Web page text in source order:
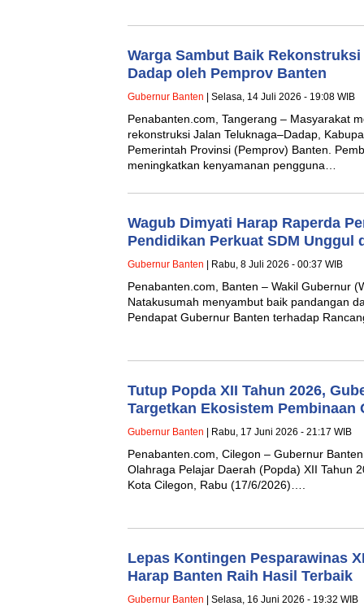
Warga Sambut Baik
Dadap oleh Pemprov Banten
Gubernur Banten | Selasa, 14 Juli 2026 - 19:08 WIB
Penabanten.com, Tangerang – Masyarakat
rekonstruksi Jalan Teluknaga–Dadap,
Pemerintah Provinsi (Pemprov) Banten.
meningkatkan kenyamanan pengguna…
Wagub Dimyati Harap Raperda
Pendidikan Perkuat SDM Unggul
Gubernur Banten | Rabu, 8 Juli 2026 - 00:37 WIB
Penabanten.com, Banten – Wakil Gubernur
Natakusumah menyambut baik pandangan
Pendapat Gubernur Banten terhadap
Tutup Popda XII Tahun 2026,
Targetkan Ekosistem Pembinaan
Gubernur Banten | Rabu, 17 Juni 2026 - 21:17 WIB
Penabanten.com, Cilegon – Gubernur
Olahraga Pelajar Daerah (Popda) XII Tahun
Kota Cilegon, Rabu (17/6/2026)….
Lepas Kontingen Pesparawinas
Harap Banten Raih Hasil Terbaik
Gubernur Banten | Selasa, 16 Juni 2026 - 19:32 WIB